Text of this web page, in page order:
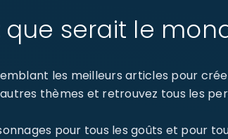
serait le
les meilleurs articles pour
thèmes et retrouvez tous les
pour tous les goûts et pour